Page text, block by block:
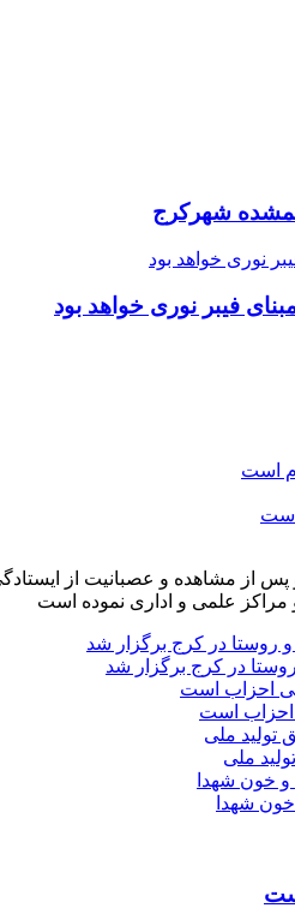
شهرکرج
فیبر نوری خواهد بود
از مشاهده و عصبانیت از
مراکز علمی و اداری نموده است
در کرج برگزار شد
احزاب است
ملی
شهدا